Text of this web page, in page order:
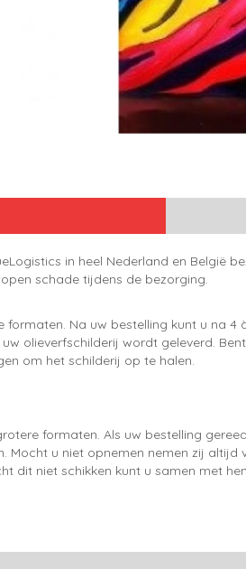
in heel Nederland en België
schade tijdens de bezorging.
formaten. Na uw bestelling kunt u na
olieverfschilderij wordt geleverd.
om het schilderij op te halen.
formaten. Als uw bestelling
Mocht u niet opnemen nemen zij
dit niet schikken kunt u samen met